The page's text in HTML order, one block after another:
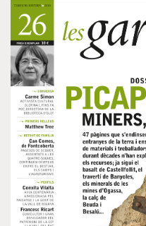
que marquen poder,
les persones.